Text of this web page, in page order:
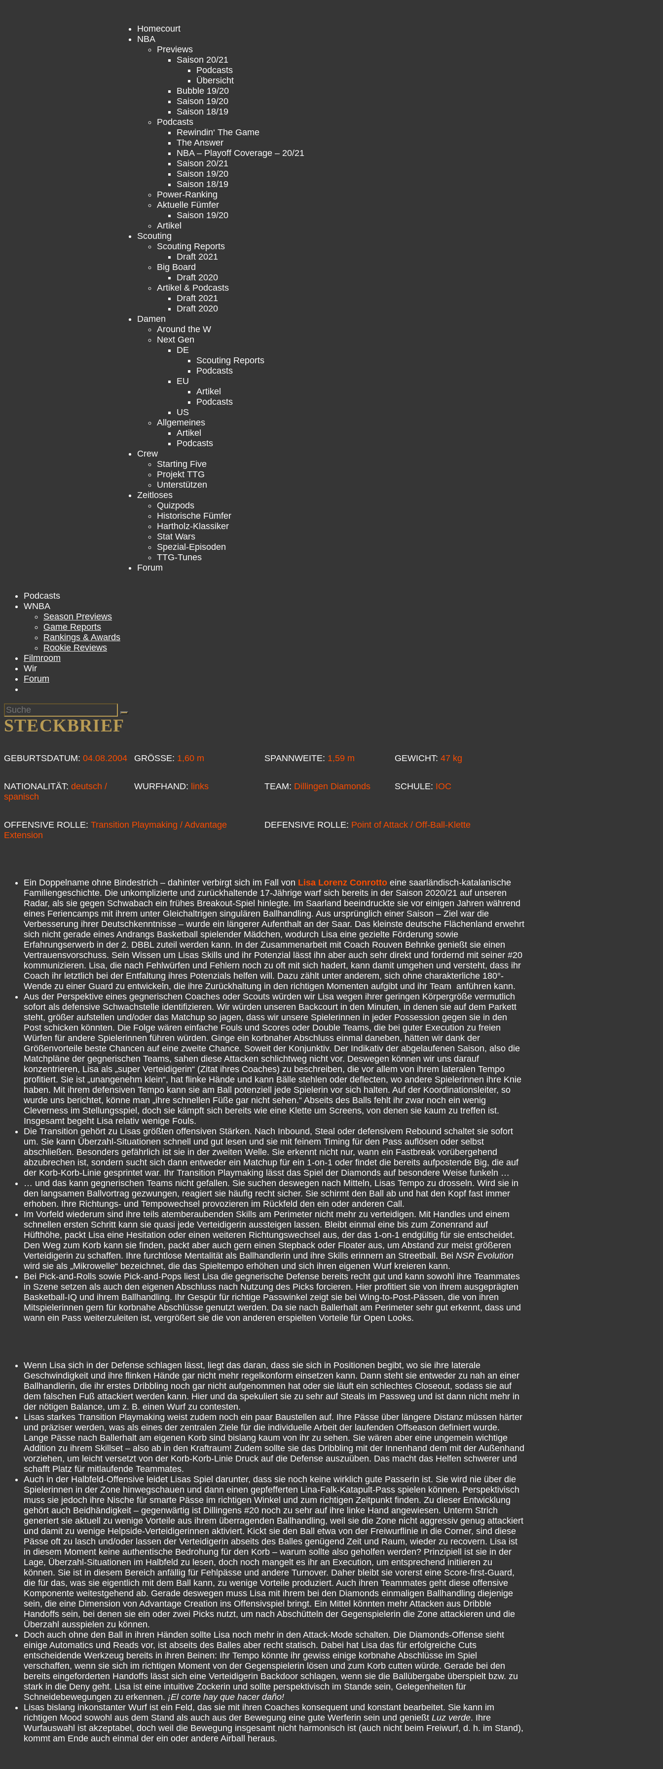
Homecourt
NBA
Previews
Saison 20/21
Podcasts
Übersicht
Bubble 19/20
Saison 19/20
Saison 18/19
Podcasts
Rewindin‘ The Game
The Answer
NBA – Playoff Coverage – 20/21
Saison 20/21
Saison 19/20
Saison 18/19
Power-Ranking
Aktuelle Fümfer
Saison 19/20
Artikel
Scouting
Scouting Reports
Draft 2021
Big Board
Draft 2020
Artikel & Podcasts
Draft 2021
Draft 2020
Damen
Around the W
Next Gen
DE
Scouting Reports
Podcasts
EU
Artikel
Podcasts
US
Allgemeines
Artikel
Podcasts
Crew
Starting Five
Projekt TTG
Unterstützen
Zeitloses
Quizpods
Historische Fümfer
Hartholz-Klassiker
Stat Wars
Spezial-Episoden
TTG-Tunes
Forum
Podcasts
WNBA
Season Previews
Game Reports
Rankings & Awards
Rookie Reviews
Filmroom
Wir
Forum
STECKBRIEF
GEBURTSDATUM: 04.08.2004 GRÖSSE: 1,60 m SPANNWEITE: 1,59 m GEWICHT: 47 kg
NATIONALITÄT: deutsch /
spanisch
WURFHAND: links TEAM: Dillingen Diamonds SCHULE: IOC
OFFENSIVE ROLLE: Transition Playmaking / Advantage
Extension
DEFENSIVE ROLLE: Point of Attack / Off-Ball-Klette
Ein Doppelname ohne Bindestrich – dahinter verbirgt sich im Fall von Lisa Lorenz Conrotto eine saarländisch-katalanische
Familiengeschichte. Die unkomplizierte und zurückhaltende 17-Jährige warf sich bereits in der Saison 2020/21 auf unseren
Radar, als sie gegen Schwabach ein frühes Breakout-Spiel hinlegte. Im Saarland beeindruckte sie vor einigen Jahren während
eines Feriencamps mit ihrem unter Gleichaltrigen singulären Ballhandling. Aus ursprünglich einer Saison – Ziel war die
Verbesserung ihrer Deutschkenntnisse – wurde ein längerer Aufenthalt an der Saar. Das kleinste deutsche Flächenland erwehrt
sich nicht gerade eines Andrangs Basketball spielender Mädchen, wodurch Lisa eine gezielte Förderung sowie
Erfahrungserwerb in der 2. DBBL zuteil werden kann. In der Zusammenarbeit mit Coach Rouven Behnke genießt sie einen
Vertrauensvorschuss. Sein Wissen um Lisas Skills und ihr Potenzial lässt ihn aber auch sehr direkt und fordernd mit seiner #20
kommunizieren. Lisa, die nach Fehlwürfen und Fehlern noch zu oft mit sich hadert, kann damit umgehen und versteht, dass ihr
Coach ihr letztlich bei der Entfaltung ihres Potenzials helfen will. Dazu zählt unter anderem, sich ohne charakterliche 180°-
Wende zu einer Guard zu entwickeln, die ihre Zurückhaltung in den richtigen Momenten aufgibt und ihr Team anführen kann.
Aus der Perspektive eines gegnerischen Coaches oder Scouts würden wir Lisa wegen ihrer geringen Körpergröße vermutlich
sofort als defensive Schwachstelle identifizieren. Wir würden unseren Backcourt in den Minuten, in denen sie auf dem Parkett
steht, größer aufstellen und/oder das Matchup so jagen, dass wir unsere Spielerinnen in jeder Possession gegen sie in den
Post schicken könnten. Die Folge wären einfache Fouls und Scores oder Double Teams, die bei guter Execution zu freien
Würfen für andere Spielerinnen führen würden. Ginge ein korbnaher Abschluss einmal daneben, hätten wir dank der
Größenvorteile beste Chancen auf eine zweite Chance. Soweit der Konjunktiv. Der Indikativ der abgelaufenen Saison, also die
Matchpläne der gegnerischen Teams, sahen diese Attacken schlichtweg nicht vor. Deswegen können wir uns darauf
konzentrieren, Lisa als „super Verteidigerin“ (Zitat ihres Coaches) zu beschreiben, die vor allem von ihrem lateralen Tempo
profitiert. Sie ist „unangenehm klein“, hat flinke Hände und kann Bälle stehlen oder deflecten, wo andere Spielerinnen ihre Knie
haben. Mit ihrem defensiven Tempo kann sie am Ball potenziell jede Spielerin vor sich halten. Auf der Koordinationsleiter, so
wurde uns berichtet, könne man „ihre schnellen Füße gar nicht sehen.“ Abseits des Balls fehlt ihr zwar noch ein wenig
Cleverness im Stellungsspiel, doch sie kämpft sich bereits wie eine Klette um Screens, von denen sie kaum zu treffen ist.
Insgesamt begeht Lisa relativ wenige Fouls.
Die Transition gehört zu Lisas größten offensiven Stärken. Nach Inbound, Steal oder defensivem Rebound schaltet sie sofort
um. Sie kann Überzahl-Situationen schnell und gut lesen und sie mit feinem Timing für den Pass auflösen oder selbst
abschließen. Besonders gefährlich ist sie in der zweiten Welle. Sie erkennt nicht nur, wann ein Fastbreak vorübergehend
abzubrechen ist, sondern sucht sich dann entweder ein Matchup für ein 1-on-1 oder findet die bereits aufpostende Big, die auf
der Korb-Korb-Linie gesprintet war. Ihr Transition Playmaking lässt das Spiel der Diamonds auf besondere Weise funkeln …
… und das kann gegnerischen Teams nicht gefallen. Sie suchen deswegen nach Mitteln, Lisas Tempo zu drosseln. Wird sie in
den langsamen Ballvortrag gezwungen, reagiert sie häufig recht sicher. Sie schirmt den Ball ab und hat den Kopf fast immer
erhoben. Ihre Richtungs- und Tempowechsel provozieren im Rückfeld den ein oder anderen Call.
Im Vorfeld wiederum sind ihre teils atemberaubenden Skills am Perimeter nicht mehr zu verteidigen. Mit Handles und einem
schnellen ersten Schritt kann sie quasi jede Verteidigerin aussteigen lassen. Bleibt einmal eine bis zum Zonenrand auf
Hüfthöhe, packt Lisa eine Hesitation oder einen weiteren Richtungswechsel aus, der das 1-on-1 endgültig für sie entscheidet.
Den Weg zum Korb kann sie finden, packt aber auch gern einen Stepback oder Floater aus, um Abstand zur meist größeren
Verteidigerin zu schaffen. Ihre furchtlose Mentalität als Ballhandlerin und ihre Skills erinnern an Streetball. Bei NSR Evolution
wird sie als „Mikrowelle“ bezeichnet, die das Spieltempo erhöhen und sich ihren eigenen Wurf kreieren kann.
Bei Pick-and-Rolls sowie Pick-and-Pops liest Lisa die gegnerische Defense bereits recht gut und kann sowohl ihre Teammates
in Szene setzen als auch den eigenen Abschluss nach Nutzung des Picks forcieren. Hier profitiert sie von ihrem ausgeprägten
Basketball-IQ und ihrem Ballhandling. Ihr Gespür für richtige Passwinkel zeigt sie bei Wing-to-Post-Pässen, die von ihren
Mitspielerinnen gern für korbnahe Abschlüsse genutzt werden. Da sie nach Ballerhalt am Perimeter sehr gut erkennt, dass und
wann ein Pass weiterzuleiten ist, vergrößert sie die von anderen erspielten Vorteile für Open Looks.
Wenn Lisa sich in der Defense schlagen lässt, liegt das daran, dass sie sich in Positionen begibt, wo sie ihre laterale
Geschwindigkeit und ihre flinken Hände gar nicht mehr regelkonform einsetzen kann. Dann steht sie entweder zu nah an einer
Ballhandlerin, die ihr erstes Dribbling noch gar nicht aufgenommen hat oder sie läuft ein schlechtes Closeout, sodass sie auf
dem falschen Fuß attackiert werden kann. Hier und da spekuliert sie zu sehr auf Steals im Passweg und ist dann nicht mehr in
der nötigen Balance, um z. B. einen Wurf zu contesten.
Lisas starkes Transition Playmaking weist zudem noch ein paar Baustellen auf. Ihre Pässe über längere Distanz müssen härter
und präziser werden, was als eines der zentralen Ziele für die individuelle Arbeit der laufenden Offseason definiert wurde.
Lange Pässe nach Ballerhalt am eigenen Korb sind bislang kaum von ihr zu sehen. Sie wären aber eine ungemein wichtige
Addition zu ihrem Skillset – also ab in den Kraftraum! Zudem sollte sie das Dribbling mit der Innenhand dem mit der Außenhand
vorziehen, um leicht versetzt von der Korb-Korb-Linie Druck auf die Defense auszuüben. Das macht das Helfen schwerer und
schafft Platz für mitlaufende Teammates.
Auch in der Halbfeld-Offensive leidet Lisas Spiel darunter, dass sie noch keine wirklich gute Passerin ist. Sie wird nie über die
Spielerinnen in der Zone hinwegschauen und dann einen gepfefferten Lina-Falk-Katapult-Pass spielen können. Perspektivisch
muss sie jedoch ihre Nische für smarte Pässe im richtigen Winkel und zum richtigen Zeitpunkt finden. Zu dieser Entwicklung
gehört auch Beidhändigkeit – gegenwärtig ist Dillingens #20 noch zu sehr auf ihre linke Hand angewiesen. Unterm Strich
generiert sie aktuell zu wenige Vorteile aus ihrem überragenden Ballhandling, weil sie die Zone nicht aggressiv genug attackiert
und damit zu wenige Helpside-Verteidigerinnen aktiviert. Kickt sie den Ball etwa von der Freiwurflinie in die Corner, sind diese
Pässe oft zu lasch und/oder lassen der Verteidigerin abseits des Balles genügend Zeit und Raum, wieder zu recovern. Lisa ist
in diesem Moment keine authentische Bedrohung für den Korb – warum sollte also geholfen werden? Prinzipiell ist sie in der
Lage, Überzahl-Situationen im Halbfeld zu lesen, doch noch mangelt es ihr an Execution, um entsprechend initiieren zu
können. Sie ist in diesem Bereich anfällig für Fehlpässe und andere Turnover. Daher bleibt sie vorerst eine Score-first-Guard,
die für das, was sie eigentlich mit dem Ball kann, zu wenige Vorteile produziert. Auch ihren Teammates geht diese offensive
Komponente weitestgehend ab. Gerade deswegen muss Lisa mit ihrem bei den Diamonds einmaligen Ballhandling diejenige
sein, die eine Dimension von Advantage Creation ins Offensivspiel bringt. Ein Mittel könnten mehr Attacken aus Dribble
Handoffs sein, bei denen sie ein oder zwei Picks nutzt, um nach Abschütteln der Gegenspielerin die Zone attackieren und die
Überzahl ausspielen zu können.
Doch auch ohne den Ball in ihren Händen sollte Lisa noch mehr in den Attack-Mode schalten. Die Diamonds-Offense sieht
einige Automatics und Reads vor, ist abseits des Balles aber recht statisch. Dabei hat Lisa das für erfolgreiche Cuts
entscheidende Werkzeug bereits in ihren Beinen: Ihr Tempo könnte ihr gewiss einige korbnahe Abschlüsse im Spiel
verschaffen, wenn sie sich im richtigen Moment von der Gegenspielerin lösen und zum Korb cutten würde. Gerade bei den
bereits eingeforderten Handoffs lässt sich eine Verteidigerin Backdoor schlagen, wenn sie die Ballübergabe überspielt bzw. zu
stark in die Deny geht. Lisa ist eine intuitive Zockerin und sollte perspektivisch im Stande sein, Gelegenheiten für
Schneidebewegungen zu erkennen. ¡El corte hay que hacer daño!
Lisas bislang inkonstanter Wurf ist ein Feld, das sie mit ihren Coaches konsequent und konstant bearbeitet. Sie kann im
richtigen Mood sowohl aus dem Stand als auch aus der Bewegung eine gute Werferin sein und genießt Luz verde. Ihre
Wurfauswahl ist akzeptabel, doch weil die Bewegung insgesamt nicht harmonisch ist (auch nicht beim Freiwurf, d. h. im Stand),
kommt am Ende auch einmal der ein oder andere Airball heraus.